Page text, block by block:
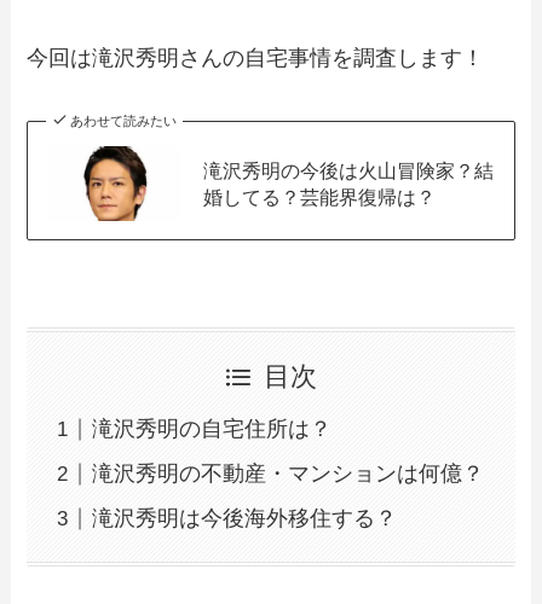
今回は滝沢秀明さんの自宅事情を調査します！
あわせて読みたい
滝沢秀明の今後は火山冒険家？結
婚してる？芸能界復帰は？
目次
滝沢秀明の自宅住所は？
滝沢秀明の不動産・マンションは何億？
滝沢秀明は今後海外移住する？